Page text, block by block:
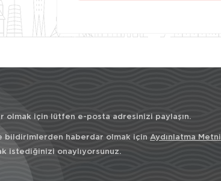
olmak için lütfen e-posta adresinizi paylaşın.
bildirimlerden haberdar olmak için Aydınlatma Metni
istediğinizi onaylıyorsunuz.